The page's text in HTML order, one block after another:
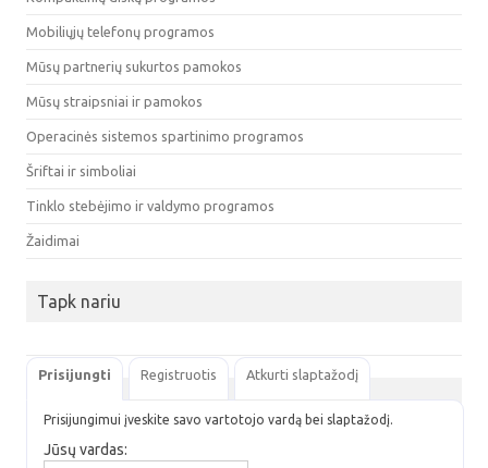
Mobiliųjų telefonų programos
Mūsų partnerių sukurtos pamokos
Mūsų straipsniai ir pamokos
Operacinės sistemos spartinimo programos
Šriftai ir simboliai
Tinklo stebėjimo ir valdymo programos
Žaidimai
Tapk nariu
Prisijungti Registruotis Atkurti slaptažodį
Prisijungimui įveskite savo vartotojo vardą bei slaptažodį.
Jūsų vardas: